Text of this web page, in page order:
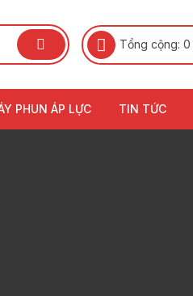
Tổng cộng: 0
PHUN ÁP LỰC TIN TỨC